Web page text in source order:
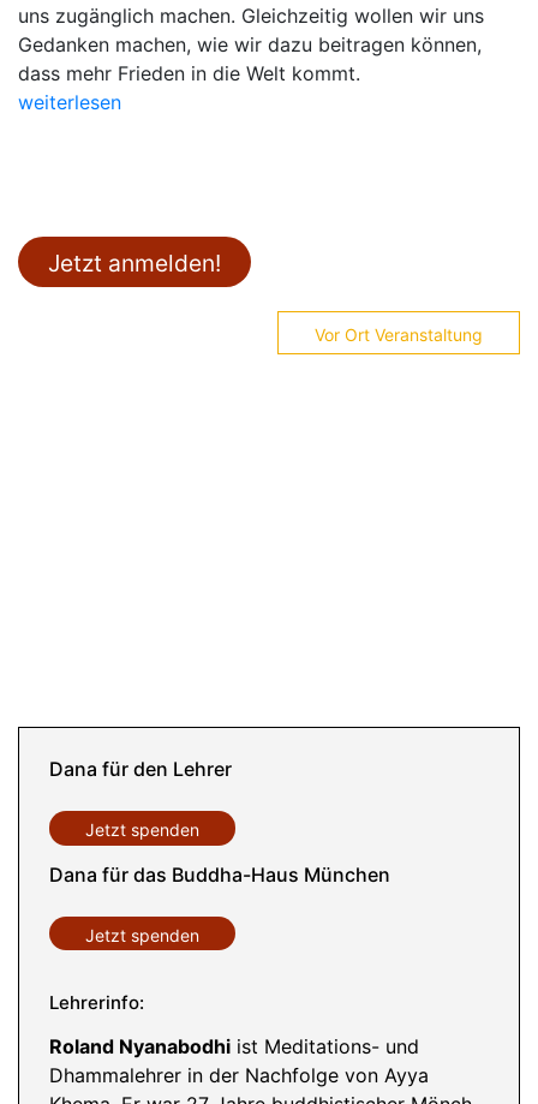
uns zugänglich machen. Gleichzeitig wollen wir uns
Gedanken machen, wie wir dazu beitragen können,
dass mehr Frieden in die Welt kommt.
weiterlesen
Jetzt anmelden!
Vor Ort Veranstaltung
Dana für den Lehrer
Jetzt spenden
Dana für das Buddha-Haus München
Jetzt spenden
Lehrerinfo:
Roland Nyanabodhi ist Meditations- und
Dhammalehrer in der Nachfolge von Ayya